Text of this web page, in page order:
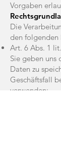
Vorgaben
Die
den folgenden
Art. 6 Abs. 1
Sie geben
Daten zu
Geschäftsfall
verwenden;